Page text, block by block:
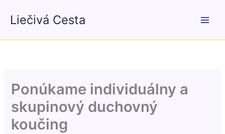
Liečivá Cesta
Ponúkame individuálny a
skupinový duchovný
koučing